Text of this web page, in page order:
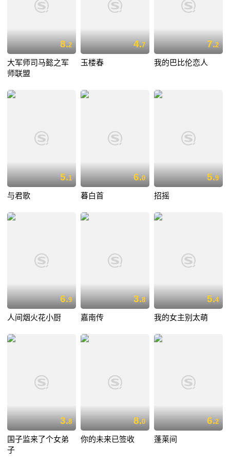
8.2
大军师司马懿之军
师联盟
4.7
玉楼春
7.2
我的巴比伦恋人
5.1
与君歌
6.0
暮白首
5.9
招摇
6.9
人间烟火花小厨
3.8
嘉南传
5.4
我的女主别太萌
3.8
国子监来了个女弟
子
8.0
你的未来已签收
6.2
蓬莱间